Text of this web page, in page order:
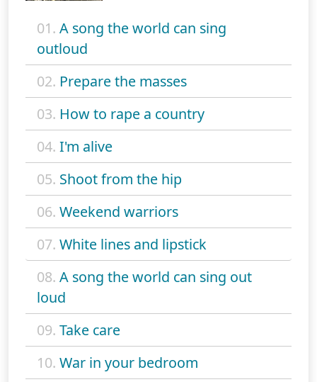
01. A song the world can sing
outloud
02. Prepare the masses
03. How to rape a country
04. I'm alive
05. Shoot from the hip
06. Weekend warriors
07. White lines and lipstick
08. A song the world can sing out
loud
09. Take care
10. War in your bedroom